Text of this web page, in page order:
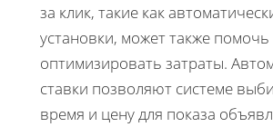
за клик, такие как
установки, может также помочь
оптимизировать затраты.
ставки позволяют системе
время и цену для показа